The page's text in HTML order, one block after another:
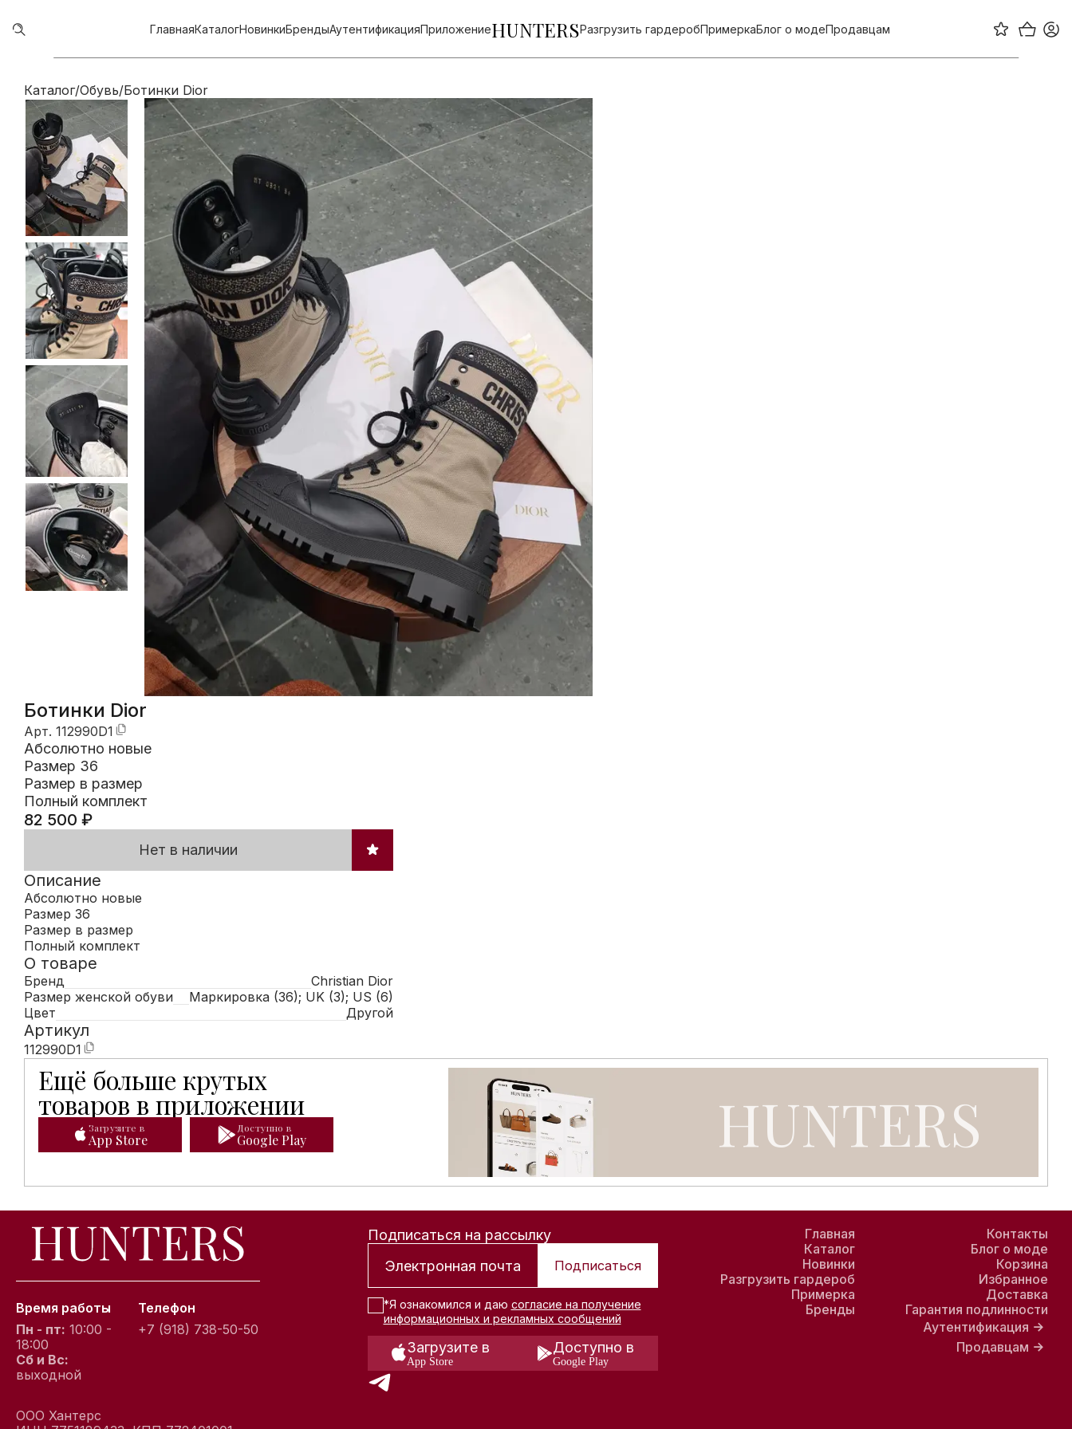
ГлавнаяКаталогНовинкиБрендыАутентификацияПриложениеHUNTERSРазгрузить гардеробПримеркаБлог о модеПродавцам
Каталог/Обувь/Ботинки Dior
Ботинки Dior
Арт. 112990D1
Абсолютно новые
Размер 36
Размер в размер
Полный комплект
82 500 ₽
Нет в наличии
Описание
Абсолютно новые
Размер 36
Размер в размер
Полный комплект
О товаре
Бренд
Christian Dior
Размер женской обуви
Маркировка (36); UK (3); US (6)
Цвет
Другой
Артикул
112990D1
Ещё больше крутых
товаров в приложении
Мобильное приложение Hunters открывает доступ к расширенному каталогу брендовых товаров: больше сумок, обуви, одежды и аксессуаров, удобный просмотр
Загрузите в
App Store
Доступно в
Google Play
Время работы
Пн - пт: 10:00 -
18:00
Сб и Вс:
выходной
Телефон
+7 (918) 738-50-50
ООО Хантерс
Подписаться на рассылку
Подписаться
*Я ознакомился и даю согласие на получение
информационных и рекламных сообщений
Загрузите в
App Store
Доступно в
Google Play
Главная
Каталог
Новинки
Разгрузить гардероб
Примерка
Бренды
Контакты
Блог о моде
Корзина
Избранное
Доставка
Гарантия подлинности
Аутентификация
Продавцам